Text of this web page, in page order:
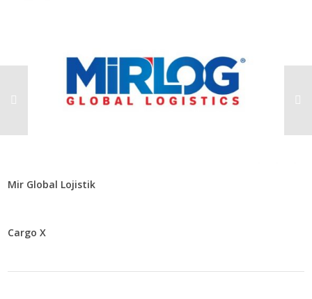
Mir Global Lojistik
Cargo X